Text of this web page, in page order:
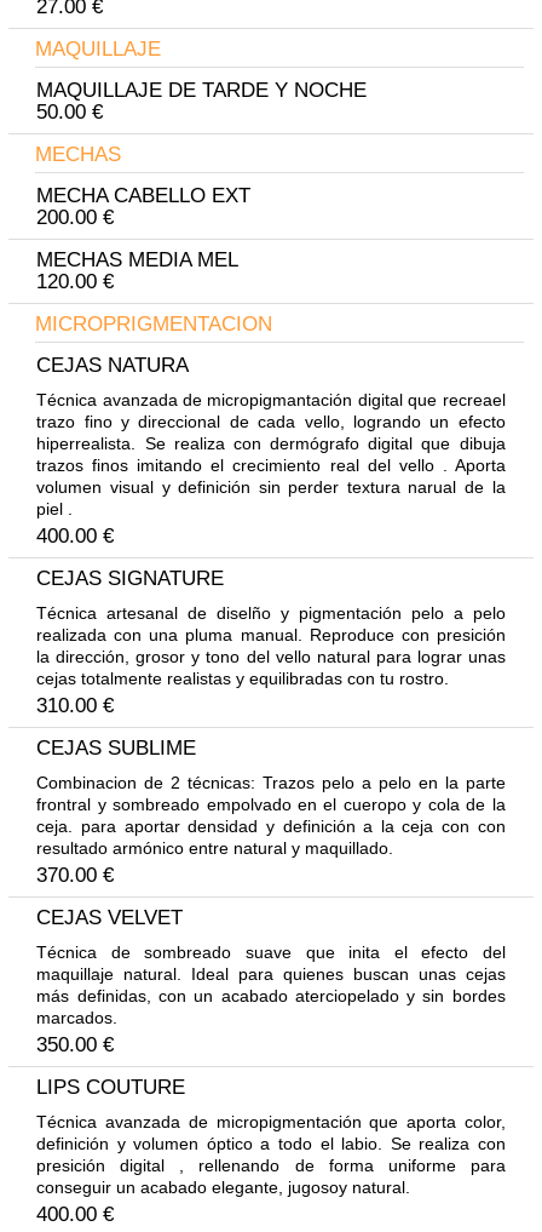
27.00 €
MAQUILLAJE
MAQUILLAJE DE TARDE Y NOCHE
50.00 €
MECHAS
MECHA CABELLO EXT
200.00 €
MECHAS MEDIA MEL
120.00 €
MICROPRIGMENTACION
CEJAS NATURA
Técnica avanzada de micropigmantación digital que recreael
trazo fino y direccional de cada vello, logrando un efecto
hiperrealista. Se realiza con dermógrafo digital que dibuja
trazos finos imitando el crecimiento real del vello . Aporta
volumen visual y definición sin perder textura narual de la
piel .
400.00 €
CEJAS SIGNATURE
Técnica artesanal de diselño y pigmentación pelo a pelo
realizada con una pluma manual. Reproduce con presición
la dirección, grosor y tono del vello natural para lograr unas
cejas totalmente realistas y equilibradas con tu rostro.
310.00 €
CEJAS SUBLIME
Combinacion de 2 técnicas: Trazos pelo a pelo en la parte
frontral y sombreado empolvado en el cueropo y cola de la
ceja. para aportar densidad y definición a la ceja con con
resultado armónico entre natural y maquillado.
370.00 €
CEJAS VELVET
Técnica de sombreado suave que inita el efecto del
maquillaje natural. Ideal para quienes buscan unas cejas
más definidas, con un acabado aterciopelado y sin bordes
marcados.
350.00 €
LIPS COUTURE
Técnica avanzada de micropigmentación que aporta color,
definición y volumen óptico a todo el labio. Se realiza con
presición digital , rellenando de forma uniforme para
conseguir un acabado elegante, jugosoy natural.
400.00 €